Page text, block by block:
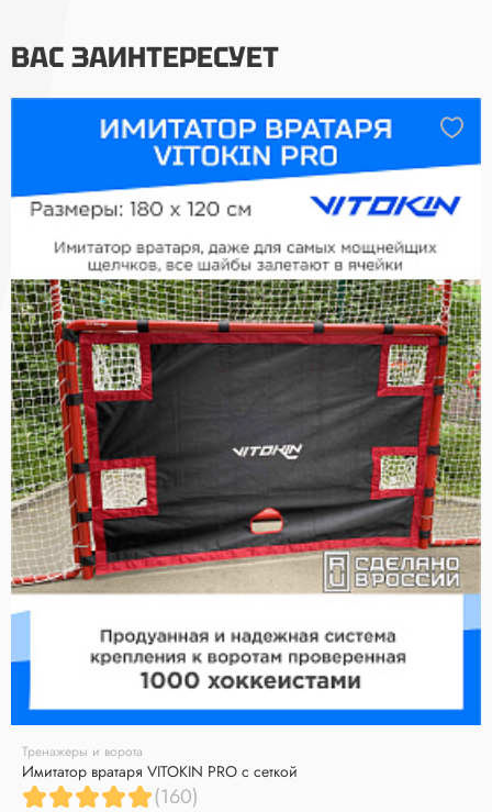
ВАС ЗАИНТЕРЕСУЕТ
Тренажеры и ворота
Имитатор вратаря VITOKIN PRO с сеткой
(160)